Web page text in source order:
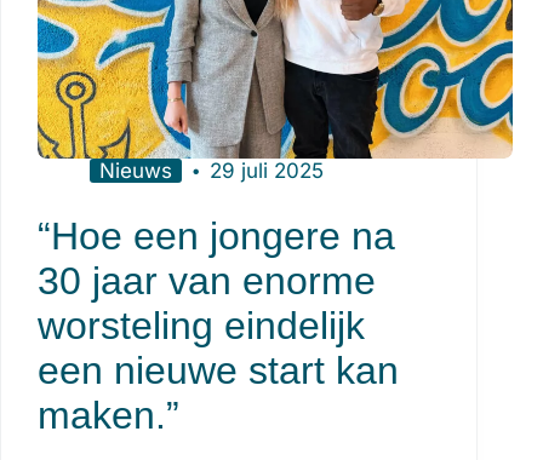
Nieuws 29 juli 2025
“Hoe een jongere na
30 jaar van enorme
worsteling eindelijk
een nieuwe start kan
maken.”